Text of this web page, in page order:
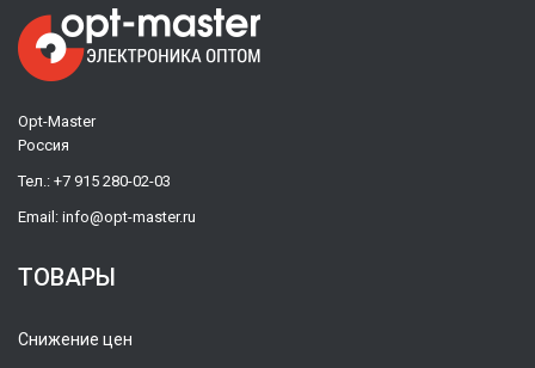
Opt-Master
Россия
Тел.: +7 915 280-02-03
Email: info@opt-master.ru
ТОВАРЫ
Снижение цен